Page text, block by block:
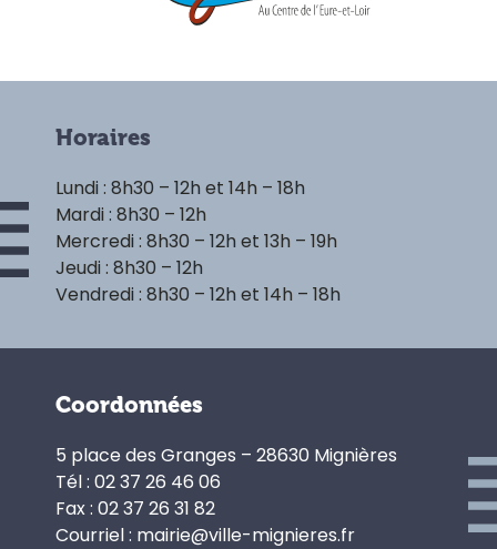
Horaires
Lundi : 8h30 – 12h et 14h – 18h
Mardi : 8h30 – 12h
Mercredi : 8h30 – 12h et 13h – 19h
Jeudi : 8h30 – 12h
Vendredi : 8h30 – 12h et 14h – 18h
Coordonnées
5 place des Granges – 28630 Mignières
Tél : 02 37 26 46 06
Fax : 02 37 26 31 82
Courriel : mairie@ville-mignieres.fr